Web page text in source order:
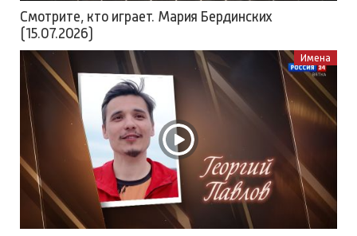
Смотрите, кто играет. Мария Бердинских
(15.07.2026)
Имена